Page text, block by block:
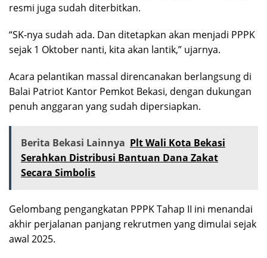
resmi juga sudah diterbitkan.
“SK-nya sudah ada. Dan ditetapkan akan menjadi PPPK
sejak 1 Oktober nanti, kita akan lantik,” ujarnya.
Acara pelantikan massal direncanakan berlangsung di
Balai Patriot Kantor Pemkot Bekasi, dengan dukungan
penuh anggaran yang sudah dipersiapkan.
Berita Bekasi Lainnya Plt Wali Kota Bekasi
Serahkan Distribusi Bantuan Dana Zakat
Secara Simbolis
Gelombang pengangkatan PPPK Tahap II ini menandai
akhir perjalanan panjang rekrutmen yang dimulai sejak
awal 2025.